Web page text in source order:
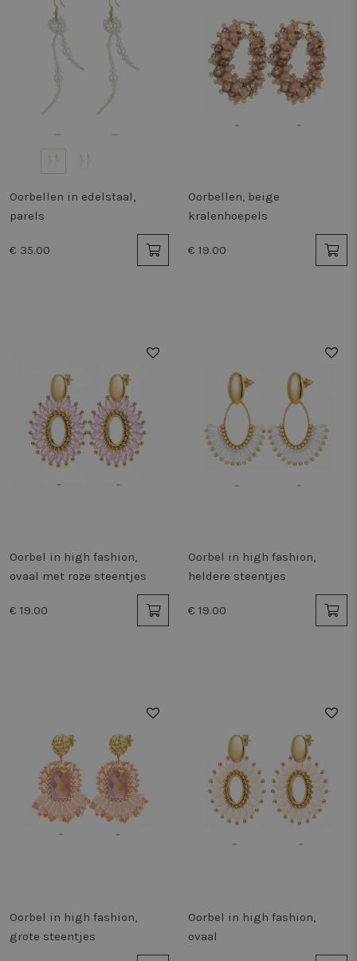
Oorbellen in edelstaal,
parels
€ 35.00
Oorbellen, beige
kralenhoepels
€ 19.00
Oorbel in high fashion,
ovaal met roze steentjes
€ 19.00
Oorbel in high fashion,
heldere steentjes
€ 19.00
Oorbel in high fashion,
grote steentjes
Oorbel in high fashion,
ovaal